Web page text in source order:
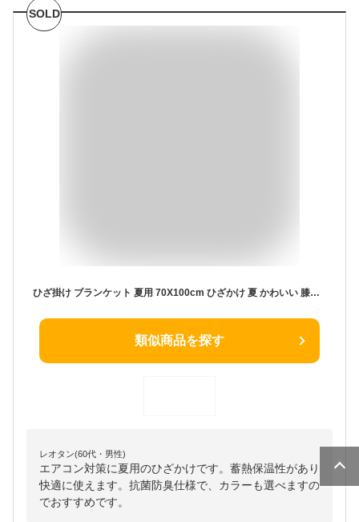
SOLD
ひざ掛け ブランケット 夏用 70X100cm ひざかけ 夏 かわいい 膝掛け おしゃれ 膝かけ あったか 春 夏 秋 冬 フランネル 洗える 暖かい 無地 ぽかぽか ぬくぬく ふわふわ 蓄熱保温 抗菌防臭 アウトドア 車 オフィス 腰巻
類似商品を探す
レオタン(60代・男性)
エアコン対策に夏用のひざかけです。蓄熱保温性があり
快適に使えます。抗菌防臭仕様で、カラーも選べますの
でおすすめです。